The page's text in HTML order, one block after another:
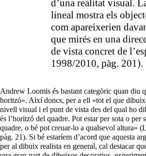
d’una realitat visual.
lineal mostra els
com apareixerien
que mirés en una
de vista concret de
1998/2010, pàg. 201).
Andrew Loomis és bastant categòric quan diu
horitzó». Així doncs, per a ell «tot el que
nivell visual i el punt de vista des del qual ho
és l’horitzó del quadre. Pot estar per sota o per
quadre, o bé pot creuar-lo a qualsevol altura»
pàg. 21). Si bé estaríem d’acord que aquesta
per al dibuix realista en general, cal destacar